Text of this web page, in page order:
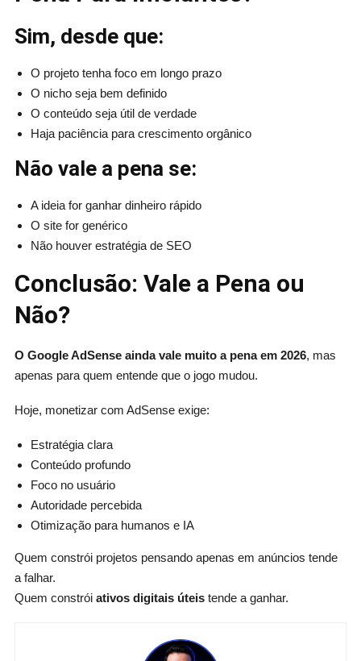
Sim, desde que:
O projeto tenha foco em longo prazo
O nicho seja bem definido
O conteúdo seja útil de verdade
Haja paciência para crescimento orgânico
Não vale a pena se:
A ideia for ganhar dinheiro rápido
O site for genérico
Não houver estratégia de SEO
Conclusão: Vale a Pena ou
Não?
O Google AdSense ainda vale muito a pena em 2026, mas
apenas para quem entende que o jogo mudou.
Hoje, monetizar com AdSense exige:
Estratégia clara
Conteúdo profundo
Foco no usuário
Autoridade percebida
Otimização para humanos e IA
Quem constrói projetos pensando apenas em anúncios tende
a falhar.
Quem constrói ativos digitais úteistende a ganhar.